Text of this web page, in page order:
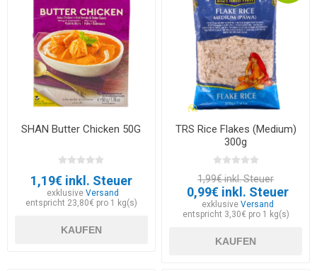
SHAN Butter Chicken 50G
1,19€ inkl. Steuer
exklusiveVersand
entspricht 23,80€ pro 1 kg(s)
KAUFEN
TRS Rice Flakes (Medium)
300g
1,99€ inkl. Steuer
0,99€ inkl. Steuer
exklusive Versand
entspricht 3,30€ pro 1 kg(s)
KAUFEN